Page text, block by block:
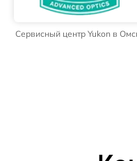
Сервисный центр Yukon в